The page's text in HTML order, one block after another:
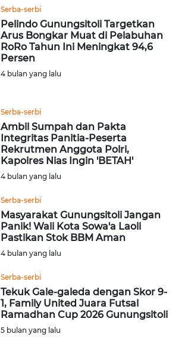
Serba-serbi
Pelindo Gunungsitoli Targetkan
Arus Bongkar Muat di Pelabuhan
RoRo Tahun Ini Meningkat 94,6
Persen
4 bulan yang lalu
Serba-serbi
Ambil Sumpah dan Pakta
Integritas Panitia-Peserta
Rekrutmen Anggota Polri,
Kapolres Nias Ingin 'BETAH'
4 bulan yang lalu
Serba-serbi
Masyarakat Gunungsitoli Jangan
Panik! Wali Kota Sowa'a Laoli
Pastikan Stok BBM Aman
4 bulan yang lalu
Serba-serbi
Tekuk Gale-galeda dengan Skor 9-
1, Family United Juara Futsal
Ramadhan Cup 2026 Gunungsitoli
5 bulan yang lalu